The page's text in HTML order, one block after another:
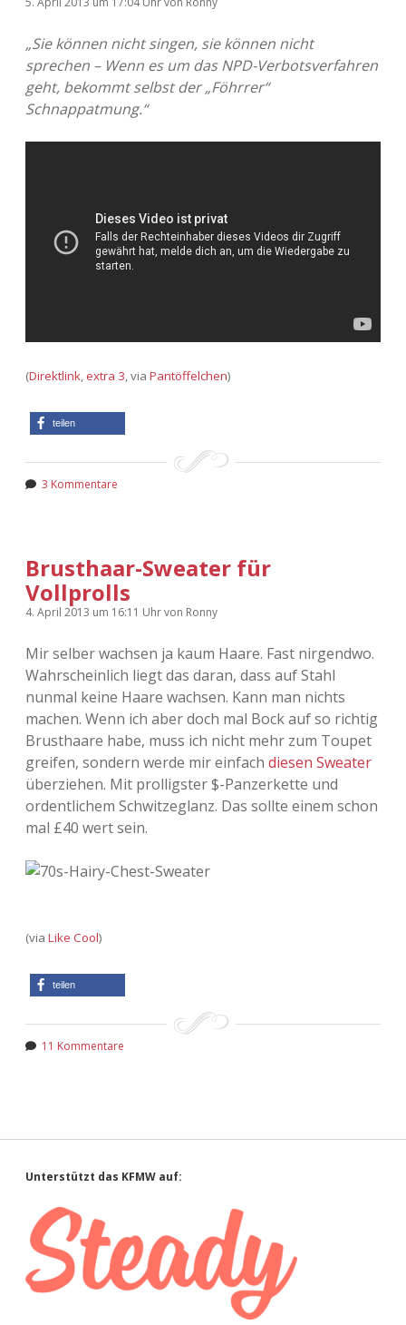
„Sie können nicht singen, sie können nicht
sprechen – Wenn es um das NPD-Verbotsverfahren
geht, bekommt selbst der „Föhrrer“
Schnappatmung.“
(Direktlink,extra 3, via Pantöffelchen)
teilen
3 Kommentare
Brusthaar-Sweater für
Vollprolls
4. April 2013 um 16:11 Uhrvon Ronny
Mir selber wachsen ja kaum Haare. Fast nirgendwo.
Wahrscheinlich liegt das daran, dass auf Stahl
nunmal keine Haare wachsen. Kann man nichts
machen. Wenn ich aber doch mal Bock auf so richtig
Brusthaare habe, muss ich nicht mehr zum Toupet
greifen, sondern werde mir einfach diesen Sweater
überziehen. Mit prolligster $-Panzerkette und
ordentlichem Schwitzeglanz. Das sollte einem schon
mal £40 wert sein.
(via Like Cool)
teilen
11 Kommentare
Sidebar
Unterstützt das KFMW auf: